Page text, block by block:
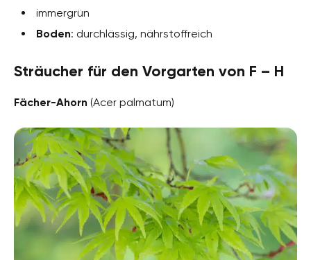
immergrün
Boden: durchlässig, nährstoffreich
Sträucher für den Vorgarten von F – H
Fächer-Ahorn (Acer palmatum)